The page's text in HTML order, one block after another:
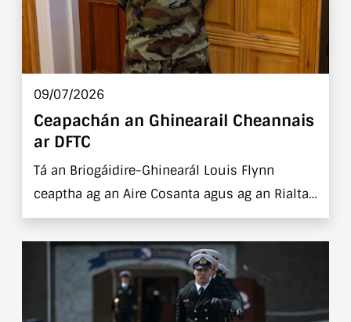
09/07/2026
Ceapachán an Ghinearail Cheannais
ar DFTC
Tá an Briogáidire-Ghinearál Louis Flynn
ceaptha ag an Aire Cosanta agus ag an Rialtas
mar an ginearál-oifigeach ceannais nua ar
Ionad Oiliúna na bhFórsaí Cosanta.